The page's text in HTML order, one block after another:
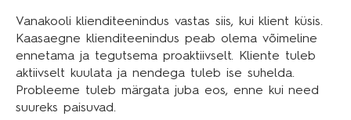
Vanakooli klienditeenindus vastas siis, kui klient küsis.
Kaasaegne klienditeenindus peab olema võimeline
ennetama ja tegutsema proaktiivselt. Kliente tuleb
aktiivselt kuulata ja nendega tuleb ise suhelda.
Probleeme tuleb märgata juba eos, enne kui need
suureks paisuvad.